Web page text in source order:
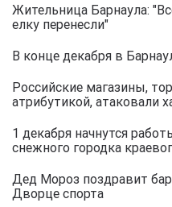
Жительница Барнаула:
елку перенесли"
В конце декабря в
Российские магазины,
атрибутикой, атаковали
1 декабря начнутся
снежного городка
Дед Мороз поздравит
Дворце спорта